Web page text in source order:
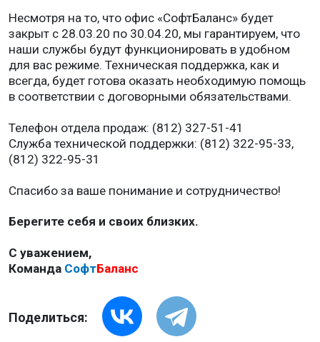
Несмотря на то, что офис «СофтБаланс» будет
закрыт с 28.03.20 по 30.04.20, мы гарантируем, что
наши службы будут функционировать в удобном
для вас режиме. Техническая поддержка, как и
всегда, будет готова оказать необходимую помощь
в соответствии с договорными обязательствами.
Телефон отдела продаж: (812) 327-51-41
Служба технической поддержки: (812) 322-95-33,
(812) 322-95-31
Спасибо за ваше понимание и сотрудничество!
Берегите себя и своих близких.
С уважением,
Команда СофтБаланс
Поделиться: